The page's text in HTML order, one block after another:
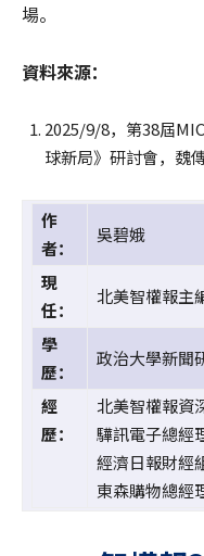
場。
資料來源：
2025/9/8，第38屆
球新局》研討會，魏
作
者：
吳碧娥
現
任：
北美智權報主
學
歷：
政治大學新聞
經
歷：
北美智權報資
驊訊電子總經
經濟日報財經
東森購物總經